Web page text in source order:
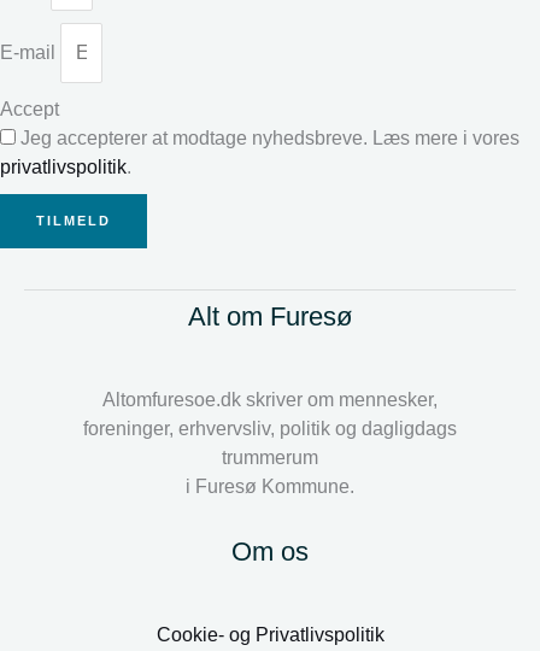
E-mail
Accept
Jeg accepterer at modtage nyhedsbreve. Læs mere i vores
privatlivspolitik.
TILMELD
Alt om Furesø
Altomfuresoe.dk skriver om mennesker,
foreninger, erhvervsliv, politik og dagligdags
trummerum
i Furesø Kommune.
Om os
Cookie- og Privatlivspolitik